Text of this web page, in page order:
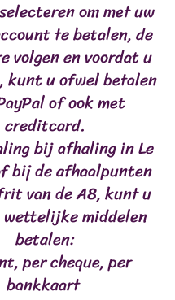
om met uw
te betalen, de
volgen en voordat u
kunt u ofwel betalen
of ook met
creditcard.
bij afhaling in Le
bij de afhaalpunten
van de A8, kunt u
middelen
betalen:
per cheque, per
bankkaart